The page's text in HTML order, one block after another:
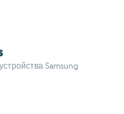
Samsung